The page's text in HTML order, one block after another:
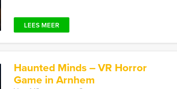
LEES MEER
Haunted Minds – VR Horror
Game in Arnhem